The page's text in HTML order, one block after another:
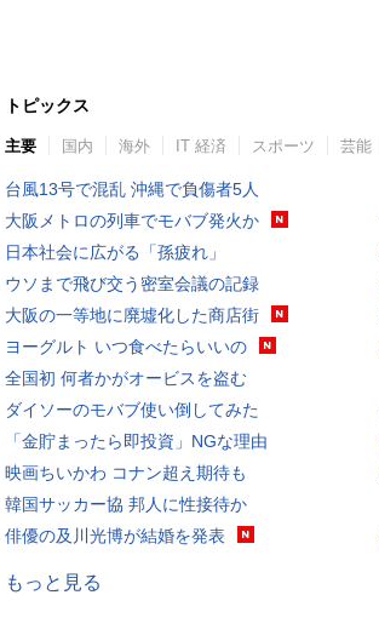
トピックス
主要 国内 海外 IT 経済 スポーツ 芸能
台風13号で混乱 沖縄で負傷者5人
大阪メトロの列車でモバブ発火か
日本社会に広がる「孫疲れ」
ウソまで飛び交う密室会議の記録
大阪の一等地に廃墟化した商店街
ヨーグルト いつ食べたらいいの
全国初 何者かがオービスを盗む
ダイソーのモバブ使い倒してみた
「金貯まったら即投資」NGな理由
映画ちいかわ コナン超え期待も
韓国サッカー協 邦人に性接待か
俳優の及川光博が結婚を発表
もっと見る